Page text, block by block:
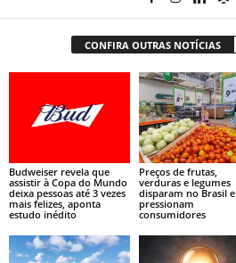
CONFIRA OUTRAS NOTÍCIAS
Budweiser revela que
assistir à Copa do Mundo
deixa pessoas até 3 vezes
mais felizes, aponta
estudo inédito
Preços de frutas,
verduras e legumes
disparam no Brasil e
pressionam
consumidores